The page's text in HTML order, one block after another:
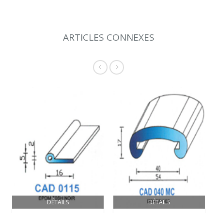
ARTICLES CONNEXES
DÉTAILS DÉTAILS